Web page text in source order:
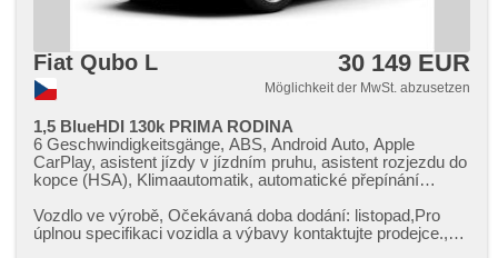
Fiat Qubo L 30 149 EUR
Möglichkeit der MwSt. abzusetzen
1,5 BlueHDI 130k PRIMA RODINA
6 Geschwindigkeitsgänge, ABS, Android Auto, Apple
CarPlay, asistent jízdy v jízdním pruhu, asistent rozjezdu do
kopce (HSA), Klimaautomatik, automatické přepínání
Zentralverriegelung mit Funkfernbedienung, täglich
Leuchten, digitální příjem rádia (DAB), digitální přístrojový
Vozdlo ve výrobě,​ Očekávaná doba dodání: listopad,​Pro
úplnou specifikaci vozidla a výbavy kontaktujte prodejce.,​